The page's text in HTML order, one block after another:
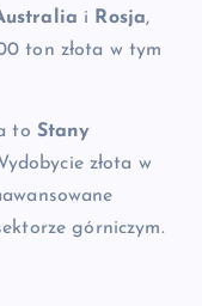
i Rosja,
ton złota w tym
to Stany
złota w
górniczym.